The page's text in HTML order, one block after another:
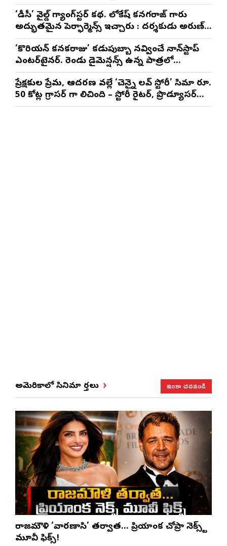
‘డీసీ’ వైల్డ్ గ్యాంగ్‌స్టర్ కథ. లోకేష్ కనగరాజ్ గారు
అద్భుతమైన పెర్ఫార్మెన్స్ ఇచ్చారు : దర్శకుడు అరుణ్
మాథేశ్వరన్
‘కొరియన్ కనకరాజు’ కడుపుబ్బా నవ్వించే నాన్‌స్టాప్
ఎంటర్‌టైనర్. రెండు డైమెన్షన్స్ ఉన్న పాత్రలో
నటించడం చాలా సంతృప్తినిచ్చింది : వరుణ్ తేజ్
ప్రేక్షకుల ప్రేమ, ఆదరణ వల్లే ‘చెన్నై లవ్ స్టోరీ’ సినిమా రూ.
50 కోట్ల గ్రాసర్ గా నిలిచింది – స్టోరీ రైటర్, ప్రొడ్యూసర్
సాయి రాజేష్
అమెరికాలో సినిమా వార్తలు ఇంకా చదవండి
రాజమౌళి ‘వారణాసి’ తర్వాత… ప్రియాంక చోప్రా నెక్స్ట్
మూవీ ఫిక్స్!